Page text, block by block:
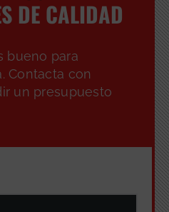
DE CALIDAD
bueno para
Contacta con
un presupuesto